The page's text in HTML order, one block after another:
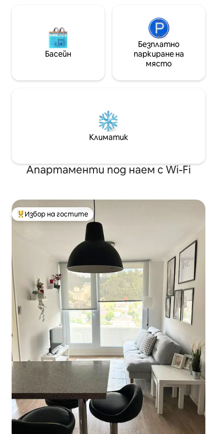
Басейн
Безплатно
паркиране на
място
Климатик
Апартаменти под наем с Wi-Fi
Най-популярен избор на гостите
Избор на гостите